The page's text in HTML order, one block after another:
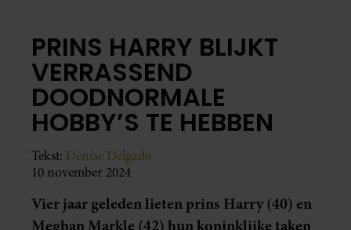
PRINS HARRY BLIJKT
VERRASSEND
DOODNORMALE
HOBBY’S TE HEBBEN
Tekst: Denise Delgado
10 november 2024
Vier jaar geleden lieten prins Harry (40) en
Meghan Markle (42) hun koninklijke taken